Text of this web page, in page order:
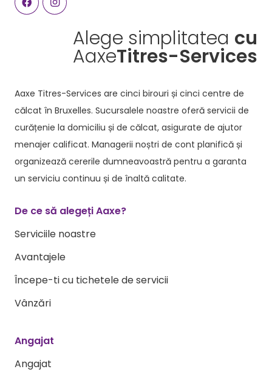
Alege simplitatea cu
AaxeTitres-Services
Aaxe Titres-Services are cinci birouri și cinci centre de
călcat în Bruxelles. Sucursalele noastre oferă servicii de
curățenie la domiciliu și de călcat, asigurate de ajutor
menajer calificat. Managerii noștri de cont planifică și
organizează cererile dumneavoastră pentru a garanta
un serviciu continuu și de înaltă calitate.
De ce să alegeți Aaxe?
Serviciile noastre
Avantajele
Începe-ti cu tichetele de servicii
Vânzări
Angajat
Angajat